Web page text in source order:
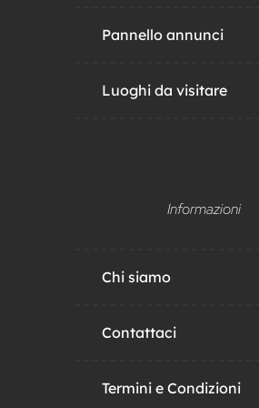
Pannello annunci
Luoghi da visitare
Informazioni
Chi siamo
Contattaci
Termini e Condizioni